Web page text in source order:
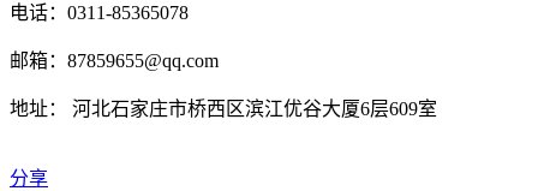
电话：0311-85365078
邮箱：87859655@qq.com
地址： 河北石家庄市桥西区滨江优谷大厦6层609室
分享